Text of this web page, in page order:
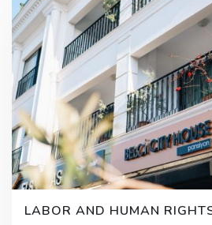
LABOR AND HUMAN